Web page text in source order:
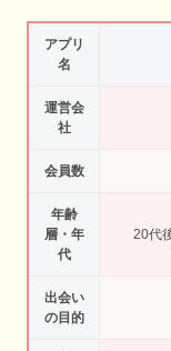
アプリ
名
運営会
社
会員数
年齢
層・年
代
20代
出会い
の目的